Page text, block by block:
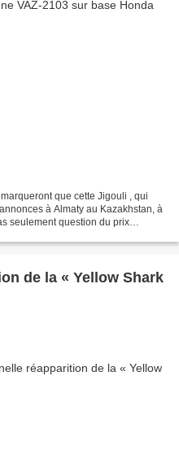
que cette Jigouli , qui
à Almaty au Kazakhstan, à
seulement question du prix
de la « Yellow Shark